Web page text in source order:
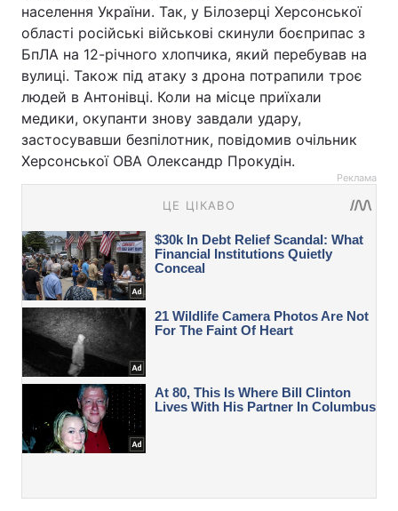
населення України. Так, у Білозерці Херсонської
області російські військові скинули боєприпас з
БпЛА на 12-річного хлопчика, який перебував на
вулиці. Також під атаку з дрона потрапили троє
людей в Антонівці. Коли на місце приїхали
медики, окупанти знову завдали удару,
застосувавши безпілотник, повідомив очільник
Херсонської ОВА Олександр Прокудін.
Реклама